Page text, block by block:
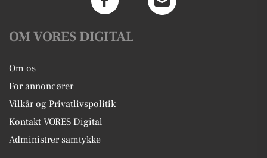
OM VORES DIGITAL
Om os
For annoncører
Vilkår og Privatlivspolitik
Kontakt VORES Digital
Administrer samtykke